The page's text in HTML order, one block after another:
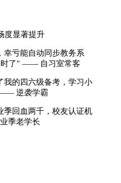
度显著提升
幸亏能自动同步教务系
时了" —— 自习室常客
我的四六级备考，学习小
逆袭学霸
季回血两千，校友认证机
季老学长